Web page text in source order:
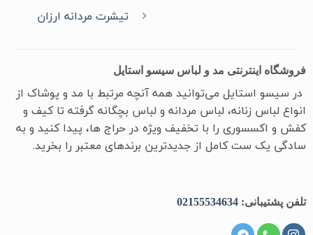
تیشرت مردانه ارزان
فروشگاه اینترنتی مد و لباس سیسو استایل
در سیسو ‌استایل می‌توانید همه آنچه مرتبط با مد و پوشاک از
انواع لباس زنانه، لباس مردانه و لباس بچگانه گرفته تا کیف و
کفش و اکسسوری را با تخفیف ویژه در حراج ها، پیدا کنید و به
سادگی یک ست کامل از جدیدترین‌ برندهای معتبر را بخرید.
تلفن پشتیبانی:02155534634